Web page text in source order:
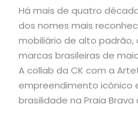
Há mais de quatro
dos nomes mais
mobiliário de alto padrão,
marcas brasileiras de
A collab da CK com a
empreendimento icônico
brasilidade na Praia Brava